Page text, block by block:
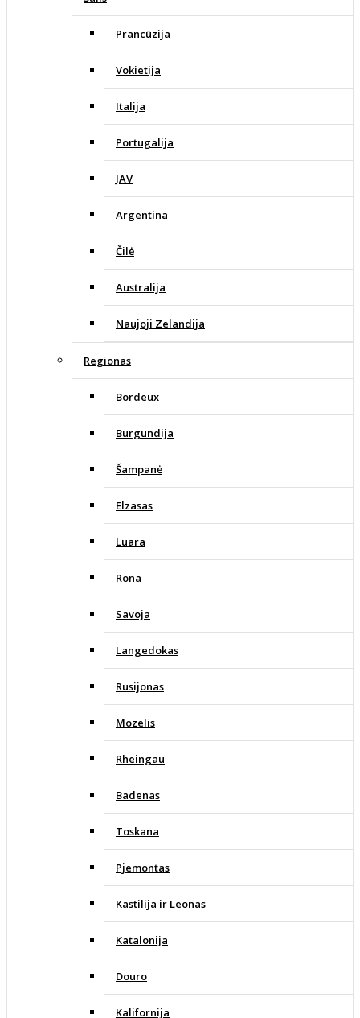
Prancūzija
Vokietija
Italija
Portugalija
JAV
Argentina
Čilė
Australija
Naujoji Zelandija
Regionas
Bordeux
Burgundija
Šampanė
Elzasas
Luara
Rona
Savoja
Langedokas
Rusijonas
Mozelis
Rheingau
Badenas
Toskana
Pjemontas
Kastilija ir Leonas
Katalonija
Douro
Kalifornija